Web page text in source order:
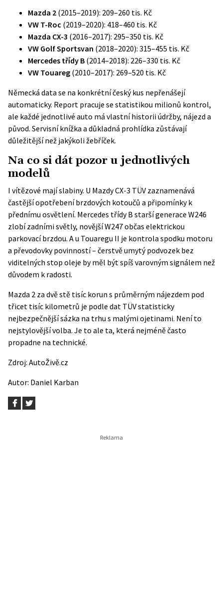
Mazda 2 (2015–2019): 209–260 tis. Kč
VW T-Roc (2019–2020): 418–460 tis. Kč
Mazda CX-3 (2016–2017): 295–350 tis. Kč
VW Golf Sportsvan (2018–2020): 315–455 tis. Kč
Mercedes třídy B (2014–2018): 226–330 tis. Kč
VW Touareg (2010–2017): 269–520 tis. Kč
Německá data se na konkrétní český kus nepřenášejí
automaticky. Report pracuje se statistikou milionů kontrol,
ale každé jednotlivé auto má vlastní historii údržby, nájezd a
původ. Servisní knížka a důkladná prohlídka zůstávají
důležitější než jakýkoli žebříček.
Na co si dát pozor u jednotlivých
modelů
I vítězové mají slabiny. U Mazdy CX-3 TÜV zaznamenává
častější opotřebení brzdových kotoučů a připomínky k
přednímu osvětlení. Mercedes třídy B starší generace W246
zlobí zadními světly, novější W247 občas elektrickou
parkovací brzdou. A u Touaregu II je kontrola spodku motoru
a převodovky povinností – čerstvě umytý podvozek bez
viditelných stop oleje by měl být spíš varovným signálem než
důvodem k radosti.
Mazda 2 za dvě stě tisíc korun s průměrným nájezdem pod
třicet tisíc kilometrů je podle dat TÜV statisticky
nejbezpečnější sázka na trhu s malými ojetinami. Není to
nejstylovější volba. Je to ale ta, která nejméně často
propadne na technické.
Zdroj: AutoŽivě.cz
Autor: Daniel Karban